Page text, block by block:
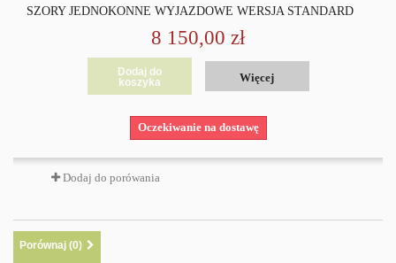
SZORY JEDNOKONNE WYJAZDOWE WERSJA STANDARD
8 150,00 zł
Dodaj do
koszyka
Więcej
Oczekiwanie na dostawę
Dodaj do porówania
Porównaj (0)